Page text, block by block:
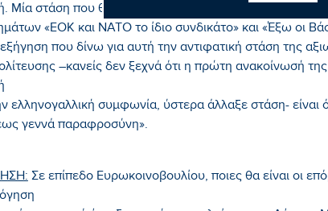
Μία στάση που θυμίζει άλλες εποχές. Τις εποχές των
«ΕΟΚ και ΝΑΤΟ το ίδιο συνδικάτο» και «Έξω οι
που δίνω για αυτή την αντιφατική στάση της
–κανείς δεν ξεχνά ότι η πρώτη ανακοίνωσή
ελληνογαλλική συμφωνία, ύστερα άλλαξε στάση- είναι
γεννά παραφροσύνη».
Σε επίπεδο Ευρωκοινοβουλίου, ποιες θα είναι οι